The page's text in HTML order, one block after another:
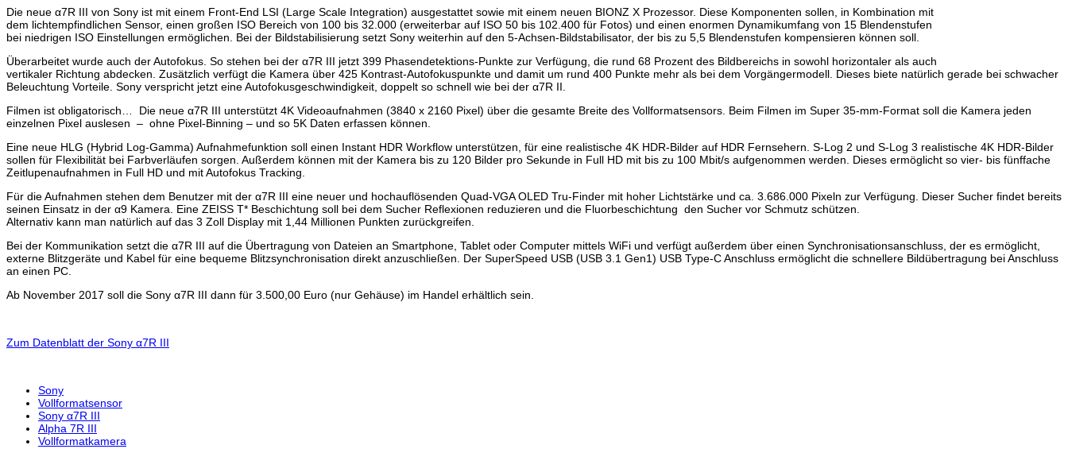
Die neue α7R III von Sony ist mit einem Front-End LSI (Large Scale Integration) ausgestattet sowie mit einem neuen BIONZ X Prozessor. Diese Komponenten sollen, in Kombination mit
dem lichtempfindlichen Sensor, einen großen ISO Bereich von 100 bis 32.000 (erweiterbar auf ISO 50 bis 102.400 für Fotos) und einen enormen Dynamikumfang von 15 Blendenstufen
bei niedrigen ISO Einstellungen ermöglichen. Bei der Bildstabilisierung setzt Sony weiterhin auf den 5-Achsen-Bildstabilisator, der bis zu 5,5 Blendenstufen kompensieren können soll.
Überarbeitet wurde auch der Autofokus. So stehen bei der α7R III jetzt 399 Phasendetektions-Punkte zur Verfügung, die rund 68 Prozent des Bildbereichs in sowohl horizontaler als auch
vertikaler Richtung abdecken. Zusätzlich verfügt die Kamera über 425 Kontrast-Autofokuspunkte und damit um rund 400 Punkte mehr als bei dem Vorgängermodell. Dieses biete natürlich gerade bei schwacher
Beleuchtung Vorteile. Sony verspricht jetzt eine Autofokusgeschwindigkeit, doppelt so schnell wie bei der α7R II.
Filmen ist obligatorisch… Die neue α7R III unterstützt 4K Videoaufnahmen (3840 x 2160 Pixel) über die gesamte Breite des Vollformatsensors. Beim Filmen im Super 35-mm-Format soll die Kamera jeden
einzelnen Pixel auslesen – ohne Pixel-Binning – und so 5K Daten erfassen können.
Eine neue HLG (Hybrid Log-Gamma) Aufnahmefunktion soll einen Instant HDR Workflow unterstützen, für eine realistische 4K HDR-Bilder auf HDR Fernsehern. S-Log 2 und S-Log 3 realistische 4K HDR-Bilder
sollen für Flexibilität bei Farbverläufen sorgen. Außerdem können mit der Kamera bis zu 120 Bilder pro Sekunde in Full HD mit bis zu 100 Mbit/s aufgenommen werden. Dieses ermöglicht so vier- bis fünffache
Zeitlupenaufnahmen in Full HD und mit Autofokus Tracking.
Für die Aufnahmen stehen dem Benutzer mit der α7R III eine neuer und hochauflösenden Quad-VGA OLED Tru-Finder mit hoher Lichtstärke und ca. 3.686.000 Pixeln zur Verfügung. Dieser Sucher findet bereits
seinen Einsatz in der α9 Kamera. Eine ZEISS T* Beschichtung soll bei dem Sucher Reflexionen reduzieren und die Fluorbeschichtung den Sucher vor Schmutz schützen.
Alternativ kann man natürlich auf das 3 Zoll Display mit 1,44 Millionen Punkten zurückgreifen.
Bei der Kommunikation setzt die α7R III auf die Übertragung von Dateien an Smartphone, Tablet oder Computer mittels WiFi und verfügt außerdem über einen Synchronisationsanschluss, der es ermöglicht,
externe Blitzgeräte und Kabel für eine bequeme Blitzsynchronisation direkt anzuschließen. Der SuperSpeed USB (USB 3.1 Gen1) USB Type-C Anschluss ermöglicht die schnellere Bildübertragung bei Anschluss
an einen PC.
Ab November 2017 soll die Sony α7R III dann für 3.500,00 Euro (nur Gehäuse) im Handel erhältlich sein.
Zum Datenblatt der Sony α7R III
Sony
Vollformatsensor
Sony α7R III
Alpha 7R III
Vollformatkamera